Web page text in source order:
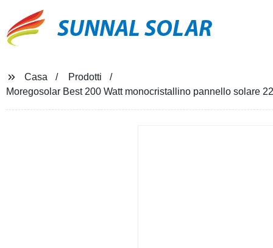
SUNNAL SOLAR
Casa
Prodotti
Moregosolar Best 200 Watt monocristallino pannello solare